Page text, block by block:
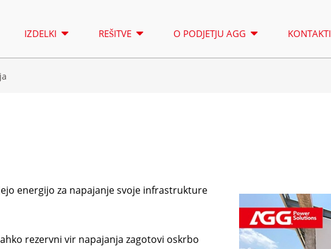
IZDELKI
SERIJA P 10–220 KVA
SERIJA DE 22–250 KVA
K-SERIJA 7–49 KVA
REŠITVE O PODJETJU AGG
energijo za napajanje svoje infrastrukture
rezervni vir napajanja zagotovi oskrbo